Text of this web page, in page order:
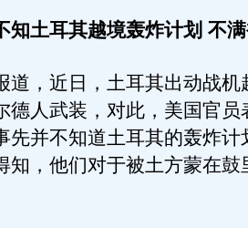
知土耳其越境轰炸计划 不
，近日，土耳其出动战机
德人武装，对此，美国官员
先并不知道土耳其的轰炸计
知，他们对于被土方蒙在鼓